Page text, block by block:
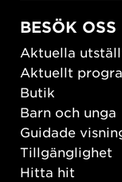
BESÖK OSS
Aktuella
Aktuellt
Butik
Barn och unga
Guidade
Tillgänglighet
Hitta hit